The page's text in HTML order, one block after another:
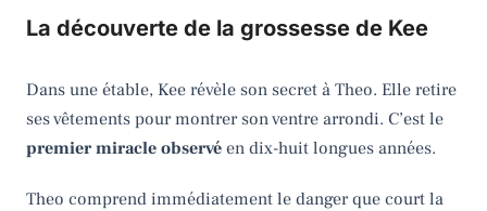
La découverte de la grossesse de Kee
Dans une étable, Kee révèle son secret à Theo. Elle retire
ses vêtements pour montrer son ventre arrondi. C’est le
premier miracle observé en dix-huit longues années.
Theo comprend immédiatement le danger que court la